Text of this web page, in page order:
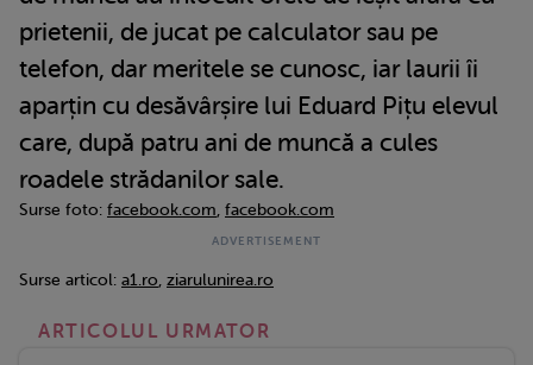
prietenii, de jucat pe calculator sau pe
telefon, dar meritele se cunosc, iar laurii îi
aparțin cu desăvârșire lui Eduard Pițu elevul
care, după patru ani de muncă a cules
roadele strădanilor sale.
Surse foto: facebook.com, facebook.com
Surse articol: a1.ro, ziarulunirea.ro
ARTICOLUL URMATOR